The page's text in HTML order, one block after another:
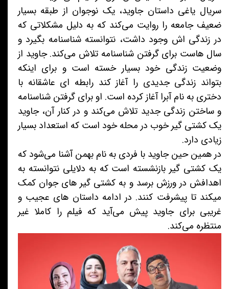
سریال یاغی داستان جاوید، یک نوجوان از طبقه بسیار
ضعیف جامعه را روایت می‌کند که به دلیل مشکلاتی که
در زندگی اش وجود داشت، نتوانسته شناسنامه بگیرد و
سال هاست برای گرفتن شناسنامه تلاش می‌کند. جاوید از
وضعیت زندگی خود بسیار خسته است و برای اینکه
بتواند زندگی جدیدی را آغاز کند رابطه ای عاشقانه با
دختری به نام آبرا آغاز کرده است. او برای گرفتن شناسنامه
و ساختن زندگی جدید تلاش می‌کند و در کنار آن، جاوید
یک کشتی گیر خوب در محله خود است که استعداد بسیار
زیادی دارد.
در همین حین جاوید با فردی به نام بهمن آشنا می‌شود که
یک کشتی گیر بازنشسته است که به دلایلی نتوانسته به
اهدافش در ورزش برسد و به کشتی گیر های جوان کمک
میکند تا پیشرفت کنند. در ادامه داستان های عجیب و
غریبی برای جاوید پیش می‌آید که فیلم را کاملا غیر
منتظره می‌کند.